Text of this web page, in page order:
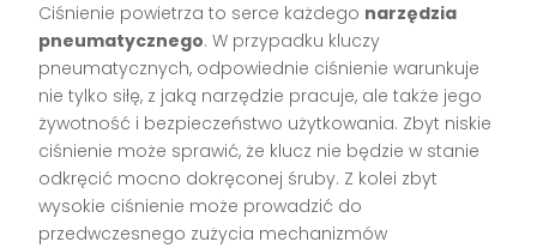
Ciśnienie powietrza to serce każdego narzędzia
pneumatycznego. W przypadku kluczy
pneumatycznych, odpowiednie ciśnienie warunkuje
nie tylko siłę, z jaką narzędzie pracuje, ale także jego
żywotność i bezpieczeństwo użytkowania. Zbyt niskie
ciśnienie może sprawić, że klucz nie będzie w stanie
odkręcić mocno dokręconej śruby. Z kolei zbyt
wysokie ciśnienie może prowadzić do
przedwczesnego zużycia mechanizmów